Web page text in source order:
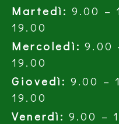
Martedì: 9.00 –
19.00
Mercoledì:9.00
19.00
Giovedì: 9.00 –
19.00
Venerdì: 9.00 –